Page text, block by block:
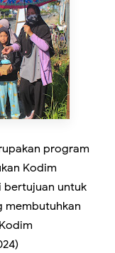
program
Kodim
bertujuan untuk
membutuhkan